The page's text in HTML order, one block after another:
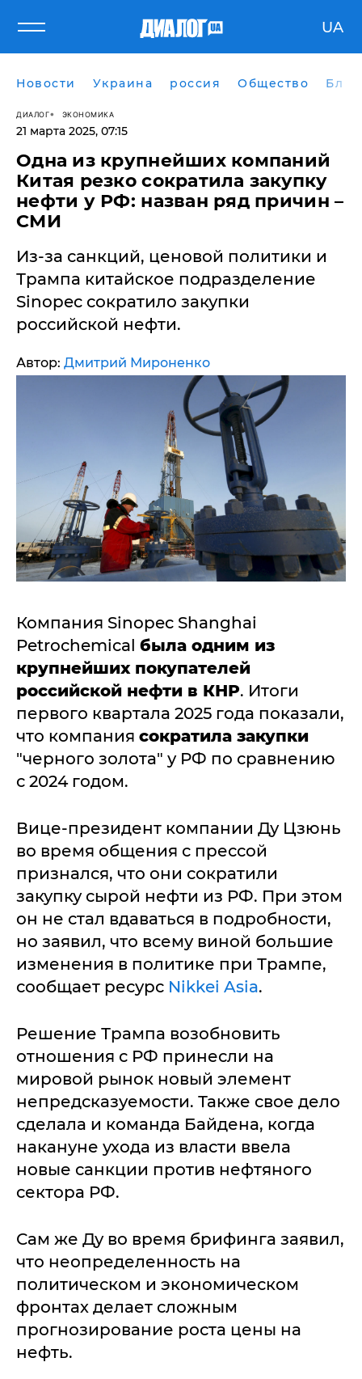
UA
Новости Украина россия Общество
ДИАЛОГ ЭКОНОМИКА
21 марта 2025, 07:15
​Одна из крупнейших компаний
Китая резко сократила закупку
нефти у РФ: назван ряд причин –
СМИ
Из-за санкций, ценовой политики и
Трампа китайское подразделение
Sinopec сократило закупки
российской нефти.
Автор: Дмитрий Мироненко
Компания Sinopec Shanghai
Petrochemical была одним из
крупнейших покупателей
российской нефти в КНР. Итоги
первого квартала 2025 года показали,
что компания сократила закупки
"черного золота" у РФ по сравнению
с 2024 годом.
Вице-президент компании Ду Цзюнь
во время общения с прессой
признался, что они сократили
закупку сырой нефти из РФ. При этом
он не стал вдаваться в подробности,
но заявил, что всему виной большие
изменения в политике при Трампе,
сообщает ресурс Nikkei Asia.
Решение Трампа возобновить
отношения с РФ принесли на
мировой рынок новый элемент
непредсказуемости. Также свое дело
сделала и команда Байдена, когда
накануне ухода из власти ввела
новые санкции против нефтяного
сектора РФ.
Сам же Ду во время брифинга заявил,
что неопределенность на
политическом и экономическом
фронтах делает сложным
прогнозирование роста цены на
нефть.